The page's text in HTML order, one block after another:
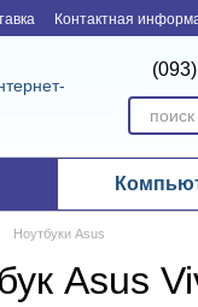
Контактная
Ноутбуки Asus
Asus